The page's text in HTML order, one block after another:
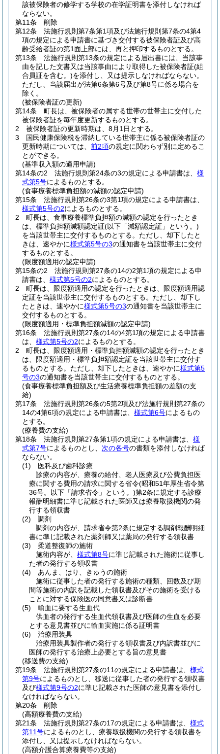
該被保険者の修学する学校の在学証明書を添付しなければ
ならない。
第11条
削除
第12条
法施行規則第7条第1項及び法施行規則第7条の4第4
項の規定による申請書に基づき交付する被保険者証及び高
齢受給者証の第1面上部には、再と押印するものとする。
第13条
法施行規則第13条の規定による届出書には、当該事
由を記した文書又は当該事由により取得した被保険者証(組
合員証を含む。)を添付し、又は提示しなければならない。
ただし、当該届出が法第6条第6号及び第8号に係る場合を
除く。
(被保険者証の更新)
第14条
町長は、被保険者の属する世帯の世帯主に交付した
被保険者証を毎年度更新するものとする。
2
被保険者証の更新時期は、8月1日とする。
3
国民健康保険税を滞納している世帯主に係る被保険者証の
更新時期については、 前2項の規定に関わらず別に定めるこ
とができる。
(基準収入額の適用申請)
第14条の2
法施行規則第24条の3の規定による申請書は、 様
式第5号によるものとする。
(食事療養標準負担額の減額の認定申請)
第15条
法施行規則第26条の3第1項の規定による申請書は、
様式第5号の2によるものとする。
2
町長は、食事療養標準負担額の減額の認定を行ったとき
は、標準負担額減額認定証(以下「減額認定証」という。)
を当該世帯主に交付するものとする。 ただし、却下したと
きは、速やかに様式第5号の3の通知書を当該世帯主に交付
するものとする。
(限度額適用の認定申請)
第15条の2
法施行規則第27条の14の2第1項の規定による申
請書は、 様式第5号の2によるものとする。
2
町長は、限度額適用の認定を行ったときは、限度額適用認
定証を当該世帯主に交付するものとする。 ただし、却下し
たときは、速やかに様式第5号の3の通知書を当該世帯主に
交付するものとする。
(限度額適用・標準負担額減額の認定申請)
第16条
法施行規則第27条の14の4第1項の規定による申請書
は、 様式第5号の2によるものとする。
2
町長は、限度額適用・標準負担額減額の認定を行ったとき
は、限度額適用・標準負担額認定証を当該世帯主に交付す
るものとする。 ただし、却下したときは、速やかに様式第5
号の3の通知書を当該世帯主に交付するものとする。
(食事療養標準負担額及び生活療養標準負担額の差額の支
給)
第17条
法施行規則第26条の5第2項及び法施行規則第27条の
14の4第6項の規定による申請書は、 様式第6号によるもの
とする。
(療養費の支給)
第18条
法施行規則第27条第1項の規定による申請書は、 様
式第7号によるものとし、 次の各号の書類を添付しなければ
ならない。
(1)
医科及び歯科診療
診療の内容が、療養の給付、老人医療及び公費負担医
療に関する費用の請求に関する省令(昭和51年厚生省令第
36号。以下「請求省令」という。)第2条に規定する診療
報酬明細書に準じ記載された医師又は療養取扱機関の発
行する領収書
(2)
調剤
調剤の内容が、請求省令第2条に規定する調剤報酬明細
書に準じ記載された薬剤師又は薬局の発行する領収書
(3)
柔道整復師の施術
施術内容が、 様式第8号に準じ記載された施術に従事し
た者の発行する領収書
(4)
あんま、はり、きゅうの施術
施術に従事した者の発行する施術の種類、回数及び期
間等施術の内訳を記載した領収書及びその施術を受ける
ことに対する保険医の同意書又は診断書
(5)
輸血に要する生血代
供血者の発行する生血代領収書及び医師の生血を必要
とする意見書並びに輸血実施に係る証明書
(6)
治療用装具
治療用装具製作者の発行する領収書及び内訳書並びに
医師の発行する治療上必要とする旨の意見書
(移送費の支給)
第19条
法施行規則第27条の11の規定による申請書は、 様式
第9号によるものとし、移送に従事した者の発行する領収書
及び様式第9号の2に準じ記載された医師の意見書を添付し
なければならない。
第20条
削除
(高額療養費の支給)
第21条
法施行規則第27条の17の規定による申請書は、 様式
第11号によるものとし、療養取扱機関の発行する領収書を
添付し、又は提示しなければならない。
(高額介護合算療養費等の支給)